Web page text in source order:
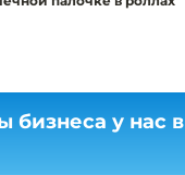
бизнеса у нас в